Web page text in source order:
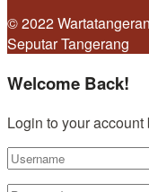
© 2022
Seputar Tangerang
Welcome Back!
Login to your account